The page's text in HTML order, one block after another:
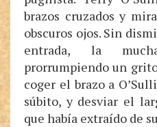
brazos cruzados y
obscuros ojos. Sin
entrada, la
prorrumpiendo un
coger el brazo a
súbito, y desviar el
que había extraído de